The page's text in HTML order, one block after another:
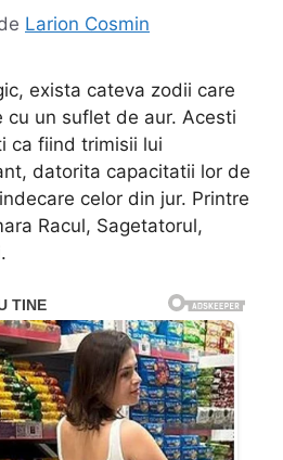
Larion Cosmin
exista cateva zodii care
cu un suflet de aur. Acesti
ca fiind trimisii lui
datorita capacitatii lor de
celor din jur. Printre
Racul, Sagetatorul,